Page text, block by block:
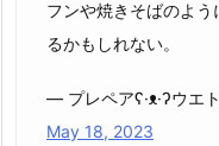
フンや焼きそばのよ
るかもしれない。
— プレペアʕ·ᴥ·ʔウエ
May 18, 2023